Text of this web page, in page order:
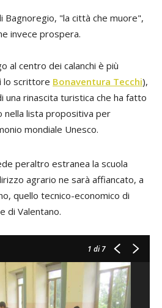
Bagnoregio, "la città che muore",
invece prospera.
al centro dei calanchi è più
lo scrittore Bonaventura Tecchi),
rinascita turistica che ha fatto
nella lista propositiva per
mondiale Unesco.
peraltro estranea la scuola
agrario ne sarà affiancato, a
quello tecnico-economico di
di Valentano.
1 di 7